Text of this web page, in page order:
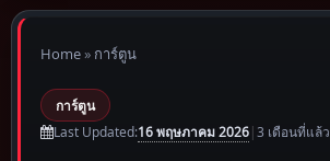
Home» การ์ตูน
การ์ตูน
Last Updated:16 พฤษภาคม 2026|3 เดือนที่แล้ว